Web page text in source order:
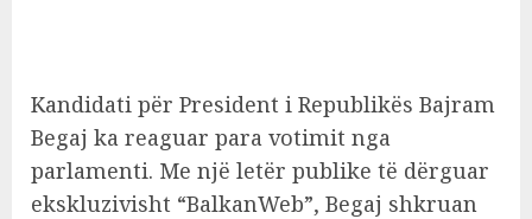
Kandidati për President i Republikës Bajram
Begaj ka reaguar para votimit nga
parlamenti. Me një letër publike të dërguar
ekskluzivisht “BalkanWeb”, Begaj shkruan